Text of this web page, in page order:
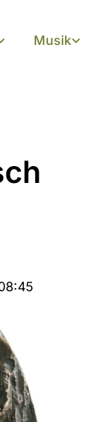
Musik